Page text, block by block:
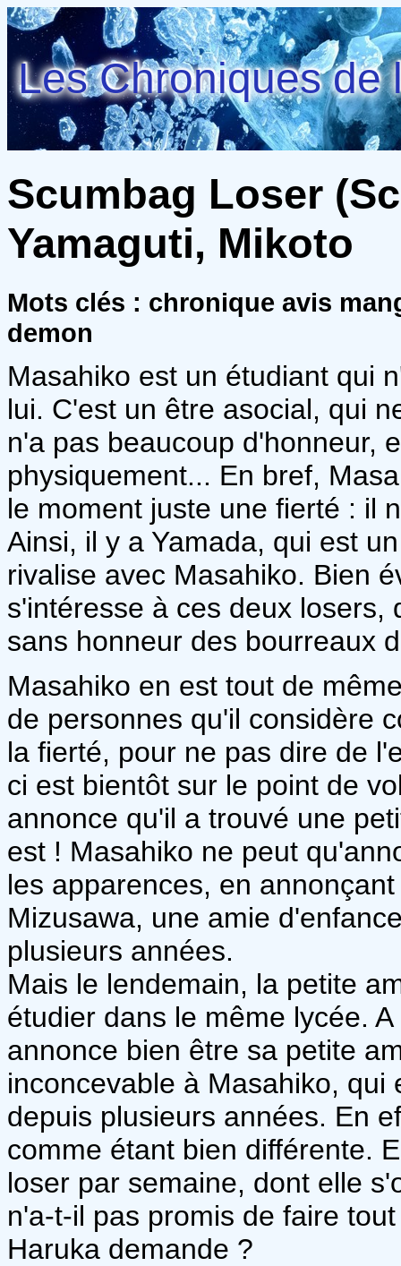
Les Chroniques de
Scumbag Loser
Yamaguti, Mikoto
Mots clés : chronique avis
demon
Masahiko est un étudiant qui
lui. C'est un être asocial, qui
n'a pas beaucoup d'honneur,
physiquement... En bref,
le moment juste une fierté : il
Ainsi, il y a Yamada, qui est
rivalise avec Masahiko. Bien
s'intéresse à ces deux losers,
sans honneur des bourreaux
Masahiko en est tout de
de personnes qu'il considère
la fierté, pour ne pas dire de
ci est bientôt sur le point de
annonce qu'il a trouvé une
est ! Masahiko ne peut
les apparences, en
Mizusawa, une amie
plusieurs années.
Mais le lendemain, la petite
étudier dans le même lycée.
annonce bien être sa petite
inconcevable à Masahiko,
depuis plusieurs années. En
comme étant bien différente.
loser par semaine, dont elle
n'a-t-il pas promis de faire
Haruka demande ?